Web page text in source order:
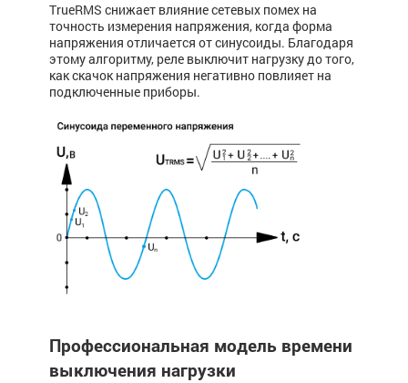
TrueRMS снижает влияние сетевых помех на
точность измерения напряжения, когда форма
напряжения отличается от синусоиды. Благодаря
этому алгоритму, реле выключит нагрузку до того,
как скачок напряжения негативно повлияет на
подключенные приборы.
Профессиональная модель времени
выключения нагрузки